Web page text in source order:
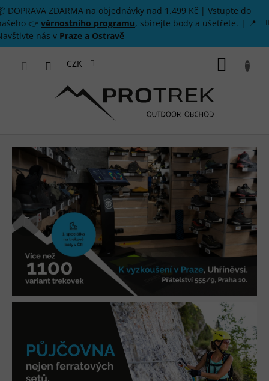
Přejít na obsah
DOPRAVA ZDARMA na objednávky nad 1.499 Kč | Vstupte do
👉 věrnostního programu, sbírejte body a ušetřete. | 📍
nás v Praze a Ostravě
CZK
OUTDOOROVÉ VYBAVENÍ PRO
Předchozí